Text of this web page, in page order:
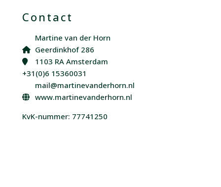
Contact
Martine van der Horn
Geerdinkhof 286
1103 RA Amsterdam
+31(0)6 15360031
mail@martinevanderhorn.nl
www.martinevanderhorn.nl
KvK-nummer: 77741250